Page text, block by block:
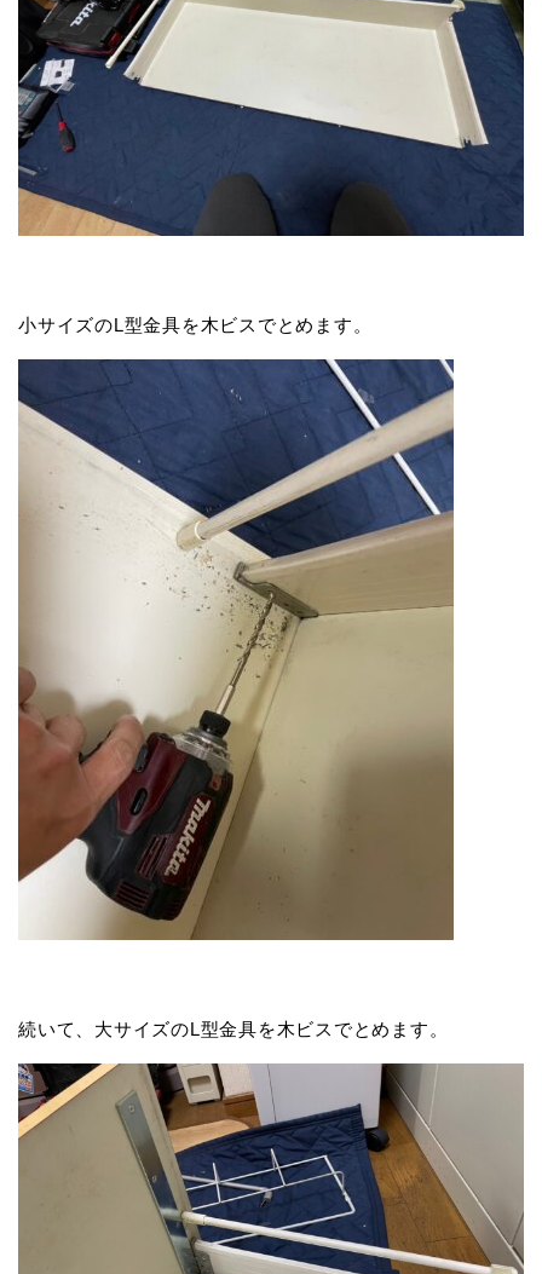
小サイズのL型金具を木ビスでとめます。
続いて、大サイズのL型金具を木ビスでとめます。